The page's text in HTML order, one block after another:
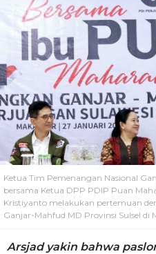
Ketua Tim Pemenangan Nasional
bersama Ketua DPP PDIP Puan
Kristiyanto melakukan pertemuan
Ganjar-Mahfud MD Provinsi Sulsel di
Arsjad yakin bahwa